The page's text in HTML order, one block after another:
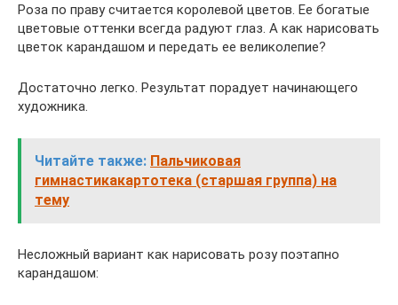
Роза по праву считается королевой цветов. Ее богатые
цветовые оттенки всегда радуют глаз. А как нарисовать
цветок карандашом и передать ее великолепие?
Достаточно легко. Результат порадует начинающего
художника.
Читайте также: Пальчиковая
гимнастикакартотека (старшая группа) на
тему
Несложный вариант как нарисовать розу поэтапно
карандашом: